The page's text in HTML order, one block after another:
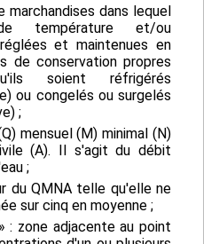
dans lequel
température et/ou
et maintenues en
de conservation propres
soient réfrigérés
ou congelés ou surgelés
;
mensuel (M) minimal (N)
(A). Il s'agit du débit
;
du QMNA telle qu'elle ne
sur cinq en moyenne ;
: zone adjacente au point